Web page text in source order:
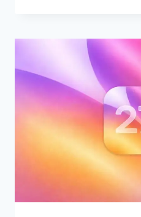
AQUÍ:
ESTAS
SON
NOVEDADES